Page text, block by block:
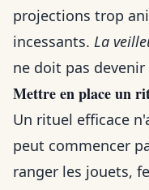
projections trop
incessants. La
ne doit pas
Mettre en place un
Un rituel efficace
peut commencer
ranger les jouets,